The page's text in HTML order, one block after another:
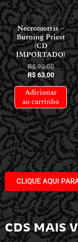
CDS
INTERNACIONAIS
Necromortis –
Burning Priest
(CD
IMPORTADO)
R$90,00
R$63,00
Adicionar
ao carrinho
CLIQUE AQUI
CDS MAIS